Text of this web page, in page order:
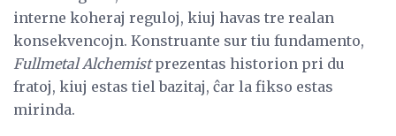
interne koheraj reguloj, kiuj havas tre realan
konsekvencojn. Konstruante sur tiu fundamento,
Fullmetal Alchemistprezentas historion pri du
fratoj, kiuj estas tiel bazitaj, ĉar la fikso estas
mirinda.